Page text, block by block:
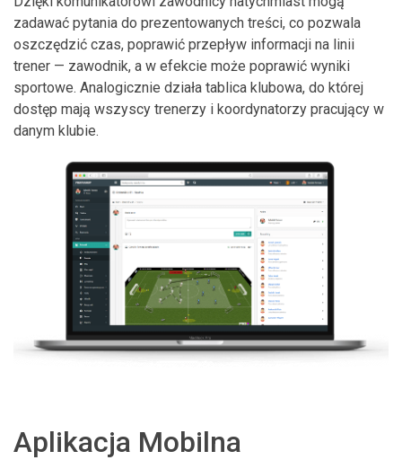
zadawać pytania do prezentowanych treści, co pozwala
oszczędzić czas, poprawić przepływ informacji na linii
trener — zawodnik, a w efekcie może poprawić wyniki
sportowe. Analogicznie działa tablica klubowa, do której
dostęp mają wszyscy trenerzy i koordynatorzy pracujący w
danym klubie.
Aplikacja Mobilna